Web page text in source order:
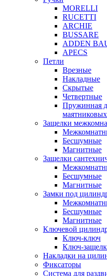
MORELLI
RUCETTI
ARCHIE
BUSSARE
ADDEN
APECS
Петли
Врезные
Накладные
Скрытые
Четвертные
Пружинная
Защелки
Бесшумные
Магнитные
Защелки
Бесшумные
Магнитные
Замки под
Бесшумные
Магнитные
Ключевой
Ключ-ключ
Ключ-
Накладки на
Фиксаторы
Система для